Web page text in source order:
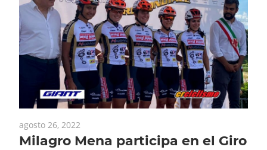
agosto 26, 2022
Milagro Mena participa en el Giro